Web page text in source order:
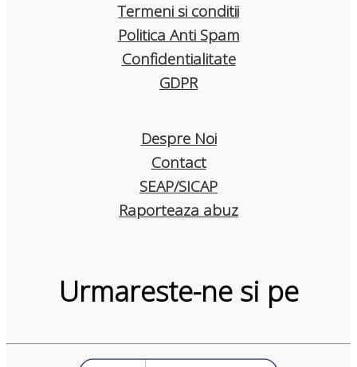
Termeni si conditii
Politica Anti Spam
Confidentialitate
GDPR
Despre Noi
Contact
SEAP/SICAP
Raporteaza abuz
Urmareste-ne si pe